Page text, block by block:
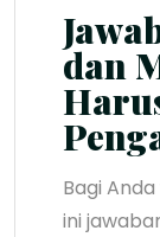
dan
Bagi
ini